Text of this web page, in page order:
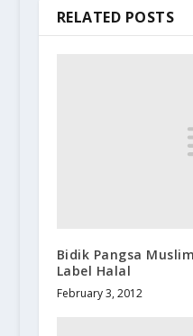
RELATED POSTS
Bidik Pangsa
Label Halal
February 3, 2012